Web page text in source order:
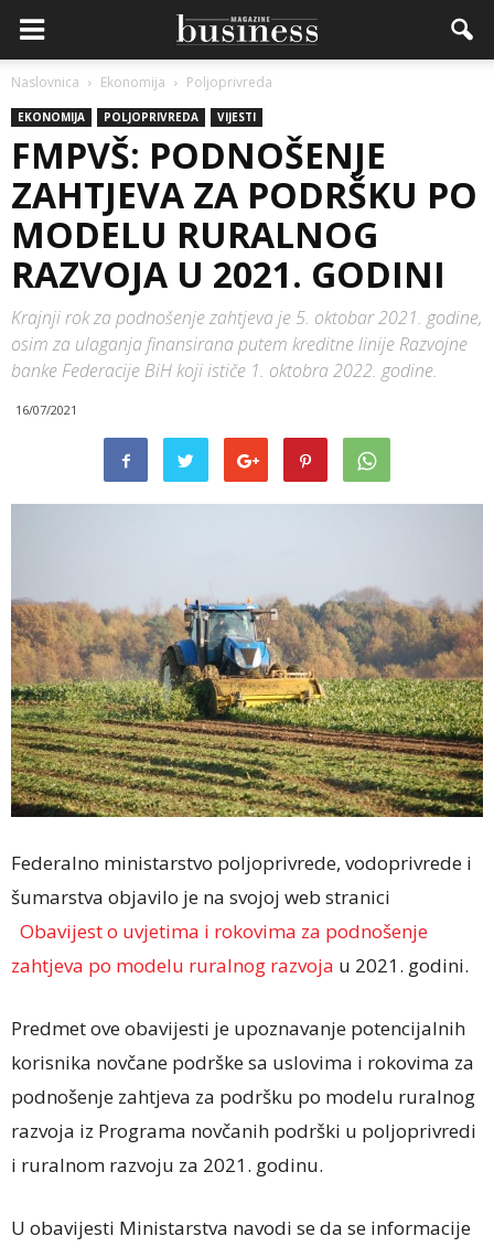
Naslovnica Ekonomija Poljoprivreda
EKONOMIJA POLJOPRIVREDA VIJESTI
FMPVŠ: PODNOŠENJE
ZAHTJEVA ZA PODRŠKU PO
MODELU RURALNOG
RAZVOJA U 2021. GODINI
Krajnji rok za podnošenje zahtjeva je 5. oktobar 2021. godine,
osim za ulaganja finansirana putem kreditne linije Razvojne
banke Federacije BiH koji ističe 1. oktobra 2022. godine.
16/07/2021
Federalno ministarstvo poljoprivrede, vodoprivrede i
šumarstva objavilo je na svojoj web stranici
Obavijest o uvjetima i rokovima za podnošenje
zahtjeva po modelu ruralnog razvoja u 2021. godini.
Predmet ove obavijesti je upoznavanje potencijalnih
korisnika novčane podrške sa uslovima i rokovima za
podnošenje zahtjeva za podršku po modelu ruralnog
razvoja iz Programa novčanih podrški u poljoprivredi
i ruralnom razvoju za 2021. godinu.
U obavijesti Ministarstva navodi se da se informacije